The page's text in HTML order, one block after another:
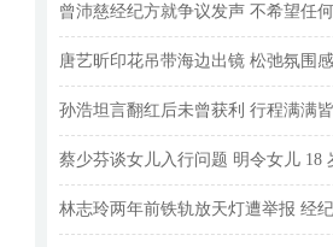
中永远的明月
曾沛慈经纪方就争议发声 不希望任
网络攻击
唐艺昕印花吊带海边出镜 松弛氛围
孙浩坦言翻红后未曾获利 行程满满
工作
蔡少芬谈女儿入行问题 明令女儿 18
谈恋爱
林志玲两年前铁轨放天灯遭举报 经